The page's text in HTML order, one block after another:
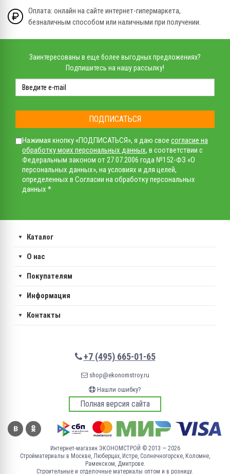
Оплата: онлайн на сайте интернет-гипермаркета,
безналичным способом или наличными при получении.
Заинтересованы в еще более выгодных предложениях?
Подпишитесь на нашу рассылку!
ПОДПИСАТЬСЯ
Нажимая кнопку «ПОДПИСАТЬСЯ», я даю свое согласие на
обработку моих персональных данных, в соответствии с
Федеральным законом от 27.07.2006 года №152-ФЗ «О
персональных данных», на условиях и для целей,
определенных в Согласии на обработку персональных
данных *
Каталог
О нас
Покупателям
Информация
Контакты
+7 (495) 665-01-65
shop@ekonomstroy.ru
Нашли ошибку?
Полная версия сайта
Интернет-магазин ЭКОНОМСТРОЙ © 2013 — 2026
Стройматериалы в Москве, Люберцах, Истре, Солнечногорске, Коломне,
Раменском, Дмитрове.
Строительные и отделочные материалы оптом и в розницу.